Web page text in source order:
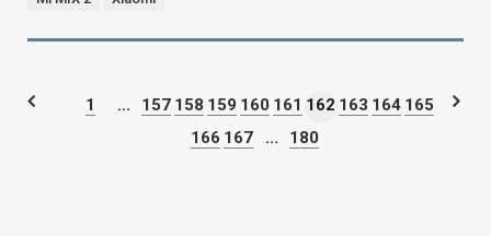
1 ... 157 158 159 160 161 162 163 164 165
166 167 ... 180